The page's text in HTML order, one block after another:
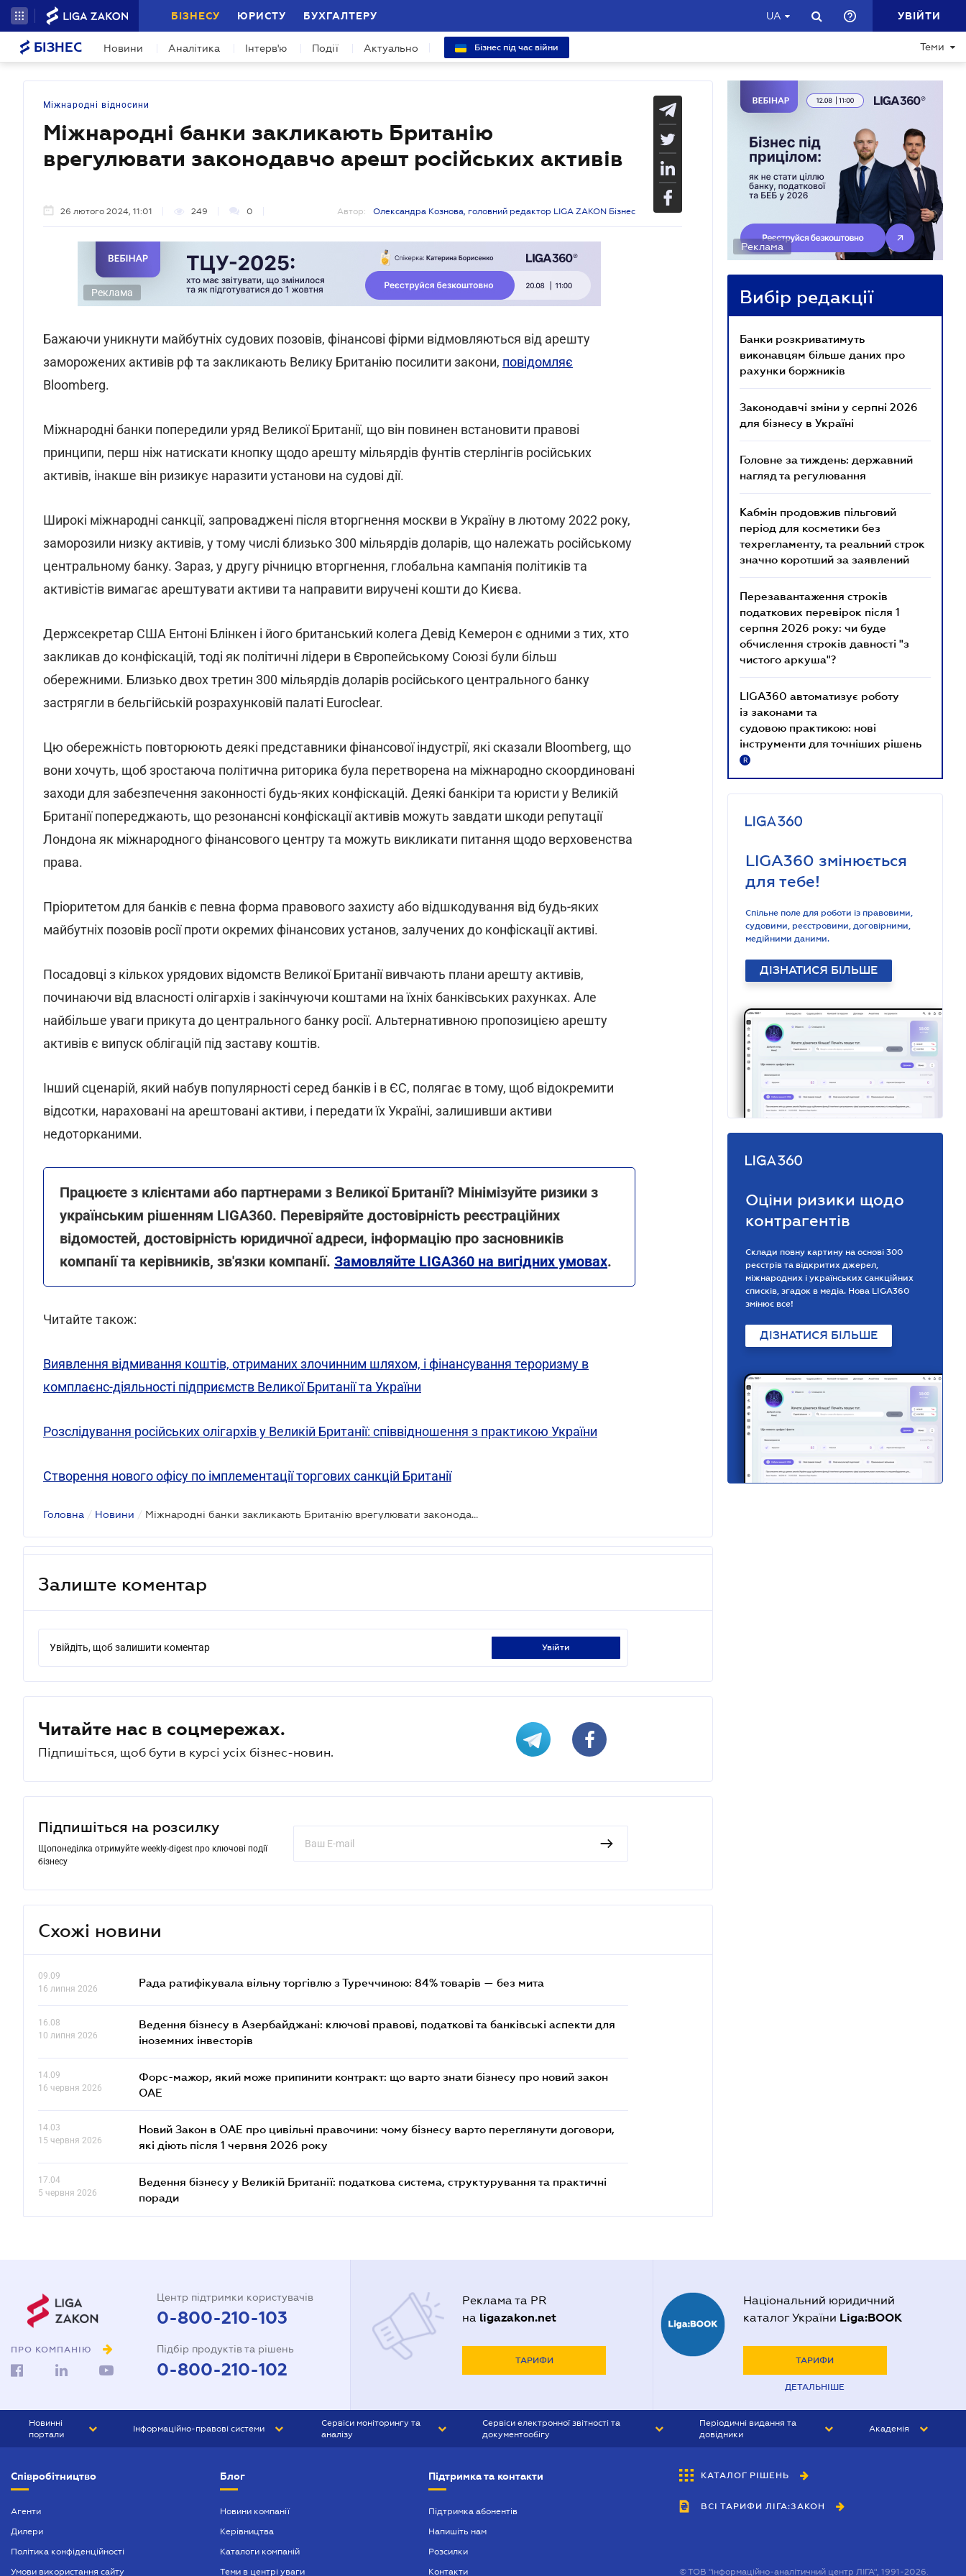
БІЗНЕСУ ЮРИСТУ БУХГАЛТЕРУ UA УВІЙТИ
БІЗНЕС Новини Аналітика Інтерв'ю Події Актуально Бізнес під час війни Теми
Міжнародні відносини
Міжнародні банки закликають Британію
врегулювати законодавчо арешт російських активів
26 лютого 2024, 11:01 249 0 Автор: Олександра Кознова, головний редактор LIGA ZAKON Бізнес
Реклама
Бажаючи уникнути майбутніх судових позовів, фінансові фірми відмовляються від арешту
заморожених активів рф та закликають Велику Британію посилити закони, повідомляє
Bloomberg.
Міжнародні банки попередили уряд Великої Британії, що він повинен встановити правові
принципи, перш ніж натискати кнопку щодо арешту мільярдів фунтів стерлінгів російських
активів, інакше він ризикує наразити установи на судові дії.
Широкі міжнародні санкції, запроваджені після вторгнення москви в Україну в лютому 2022 року,
заморозили низку активів, у тому числі близько 300 мільярдів доларів, що належать російському
центральному банку. Зараз, у другу річницю вторгнення, глобальна кампанія політиків та
активістів вимагає арештувати активи та направити виручені кошти до Києва.
Держсекретар США Ентоні Блінкен і його британський колега Девід Кемерон є одними з тих, хто
закликав до конфіскацій, тоді як політичні лідери в Європейському Союзі були більш
обережними. Близько двох третин 300 мільярдів доларів російського центрального банку
застрягли в бельгійській розрахунковій палаті Euroclear.
Цю обережність повторюють деякі представники фінансової індустрії, які сказали Bloomberg, що
вони хочуть, щоб зростаюча політична риторика була перетворена на міжнародно скоординовані
заходи для забезпечення законності будь-яких конфіскацій. Деякі банкіри та юристи у Великій
Британії попереджають, що резонансні конфіскації активів можуть завдати шкоди репутації
Лондона як міжнародного фінансового центру та можуть викликати питання щодо верховенства
права.
Пріоритетом для банків є певна форма правового захисту або відшкодування від будь-яких
майбутніх позовів росії проти окремих фінансових установ, залучених до конфіскації активі.
Посадовці з кількох урядових відомств Великої Британії вивчають плани арешту активів,
починаючи від власності олігархів і закінчуючи коштами на їхніх банківських рахунках. Але
найбільше уваги прикута до центрального банку росії. Альтернативною пропозицією арешту
активів є випуск облігацій під заставу коштів.
Інший сценарій, який набув популярності серед банків і в ЄС, полягає в тому, щоб відокремити
відсотки, нараховані на арештовані активи, і передати їх Україні, залишивши активи
недоторканими.
Працюєте з клієнтами або партнерами з Великої Британії? Мінімізуйте ризики з
українським рішенням LIGA360. Перевіряйте достовірність реєстраційних
відомостей, достовірність юридичної адреси, інформацію про засновників
компанії та керівників, зв'язки компанії. Замовляйте LIGA360 на вигідних умовах.
Читайте також:
Виявлення відмивання коштів, отриманих злочинним шляхом, і фінансування тероризму в
комплаєнс-діяльності підприємств Великої Британії та України
Розслідування російських олігархів у Великій Британії: співвідношення з практикою України
Створення нового офісу по імплементації торгових санкцій Британії
Головна / Новини / Міжнародні банки закликають Британію врегулювати законодавчо арешт російських активів
Залиште коментар
Увійдіть, щоб залишити коментар увійти
Читайте нас в соцмережах.
Підпишіться, щоб бути в курсі усіх бізнес-новин.
Підпишіться на розсилку
Щопонеділка отримуйте weekly-digest про ключові події
бізнесу
Схожі новини
09.09
16 липня 2026
Рада ратифікувала вільну торгівлю з Туреччиною: 84% товарів — без мита
16.08
10 липня 2026
Ведення бізнесу в Азербайджані: ключові правові, податкові та банківські аcпекти для
іноземних інвесторів
14.09
16 червня 2026
Форс-мажор, який може припинити контракт: що варто знати бізнесу про новий закон
ОАЕ
14.03
15 червня 2026
Новий Закон в ОАЕ про цивільні правочини: чому бізнесу варто переглянути договори,
які діють після 1 червня 2026 року
17.04
5 червня 2026
Ведення бізнесу у Великій Британії: податкова система, структурування та практичні
поради
Реклама
Вибір редакції
Банки розкриватимуть
виконавцям більше даних про
рахунки боржників
Законодавчі зміни у серпні 2026
для бізнесу в Україні
Головне за тиждень: державний
нагляд та регулювання
Кабмін продовжив пільговий
період для косметики без
техрегламенту, та реальний строк
значно коротший за заявлений
Перезавантаження строків
податкових перевірок після 1
серпня 2026 року: чи буде
обчислення строків давності "з
чистого аркуша"?
LIGA360 автоматизує роботу
із законами та
судовою практикою: нові
інструменти для точніших рішень
R
LIGA360 змінюється
для тебе!
Спільне поле для роботи із правовими,
судовими, реєстровими, договірними,
медійними даними.
ДІЗНАТИСЯ БІЛЬШЕ
Оціни ризики щодо
контрагентів
Склади повну картину на основі 300
реєстрів та відкритих джерел,
міжнародних і українських санкційних
списків, згадок в медіа. Нова LIGA360
змінює все!
ДІЗНАТИСЯ БІЛЬШЕ
ПРО КОМПАНІЮ
Центр підтримки користувачів
0-800-210-103
Підбір продуктів та рішень
0-800-210-102
Реклама та PR
на ligazakon.net
ТАРИФИ
Національний юридичний
каталог України Liga:BOOK
ТАРИФИ
ДЕТАЛЬНІШЕ
Новинні
портали
БІЗНЕС
Інформаційно-правові системи
БУХГАЛТЕР ПРОФ
Сервіси моніторингу та
аналізу
Сервіси електронної звітності та
документообігу
Періодичні видання та
довідники
БУХГАЛТЕР&ЗАКОН
ВІСНИК МСФЗ
Академія
Співробітництво
Агенти
Дилери
Політика конфіденційності
Умови використання сайту
Блог
Новини компанії
Керівництва
Каталоги компаній
Теми в центрі уваги
Підтримка та контакти
Підтримка абонентів
Напишіть нам
Розсилки
Контакти
КАТАЛОГ РІШЕНЬ
ВСІ ТАРИФИ ЛІГА:ЗАКОН
©ТОВ "інформаційно-аналітичний центр ЛІГА", 1991-2026.